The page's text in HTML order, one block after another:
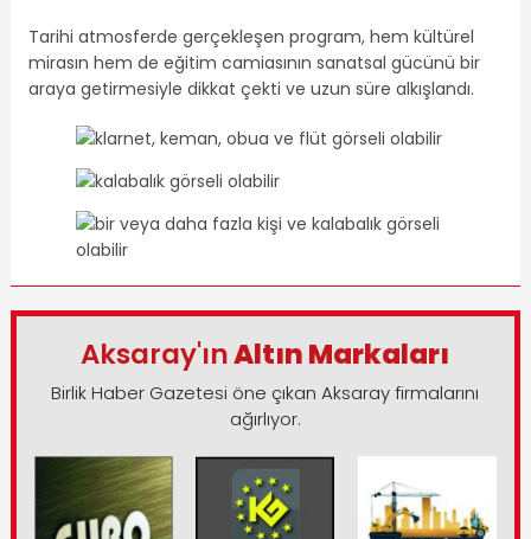
Tarihi atmosferde gerçekleşen program, hem kültürel
mirasın hem de eğitim camiasının sanatsal gücünü bir
araya getirmesiyle dikkat çekti ve uzun süre alkışlandı.
Aksaray'ınAltın Markaları
Birlik Haber Gazetesi öne çıkan Aksaray firmalarını
ağırlıyor.